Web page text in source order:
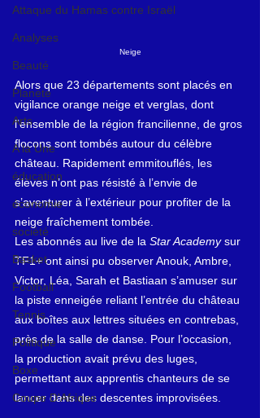
Attaque du Hamas contre Israël
Analyses
Beauté
Planète
Arts
A la Une
éducation
économie
société
Basket
Football
Tennis
Politique
Boxe
Coupe D'Afrique
Neige
Alors que 23 départements sont placés en
vigilance orange neige et verglas, dont
l’ensemble de la région francilienne, de gros
flocons sont tombés autour du célèbre
château. Rapidement emmitouflés, les
élèves n’ont pas résisté à l’envie de
s’aventurer à l’extérieur pour profiter de la
neige fraîchement tombée.
Les abonnés au live de la Star Academy sur
TF1+ ont ainsi pu observer Anouk, Ambre,
Victor, Léa, Sarah et Bastiaan s’amuser sur
la piste enneigée reliant l’entrée du château
aux boîtes aux lettres situées en contrebas,
près de la salle de danse. Pour l’occasion,
la production avait prévu des luges,
permettant aux apprentis chanteurs de se
lancer dans des descentes improvisées.